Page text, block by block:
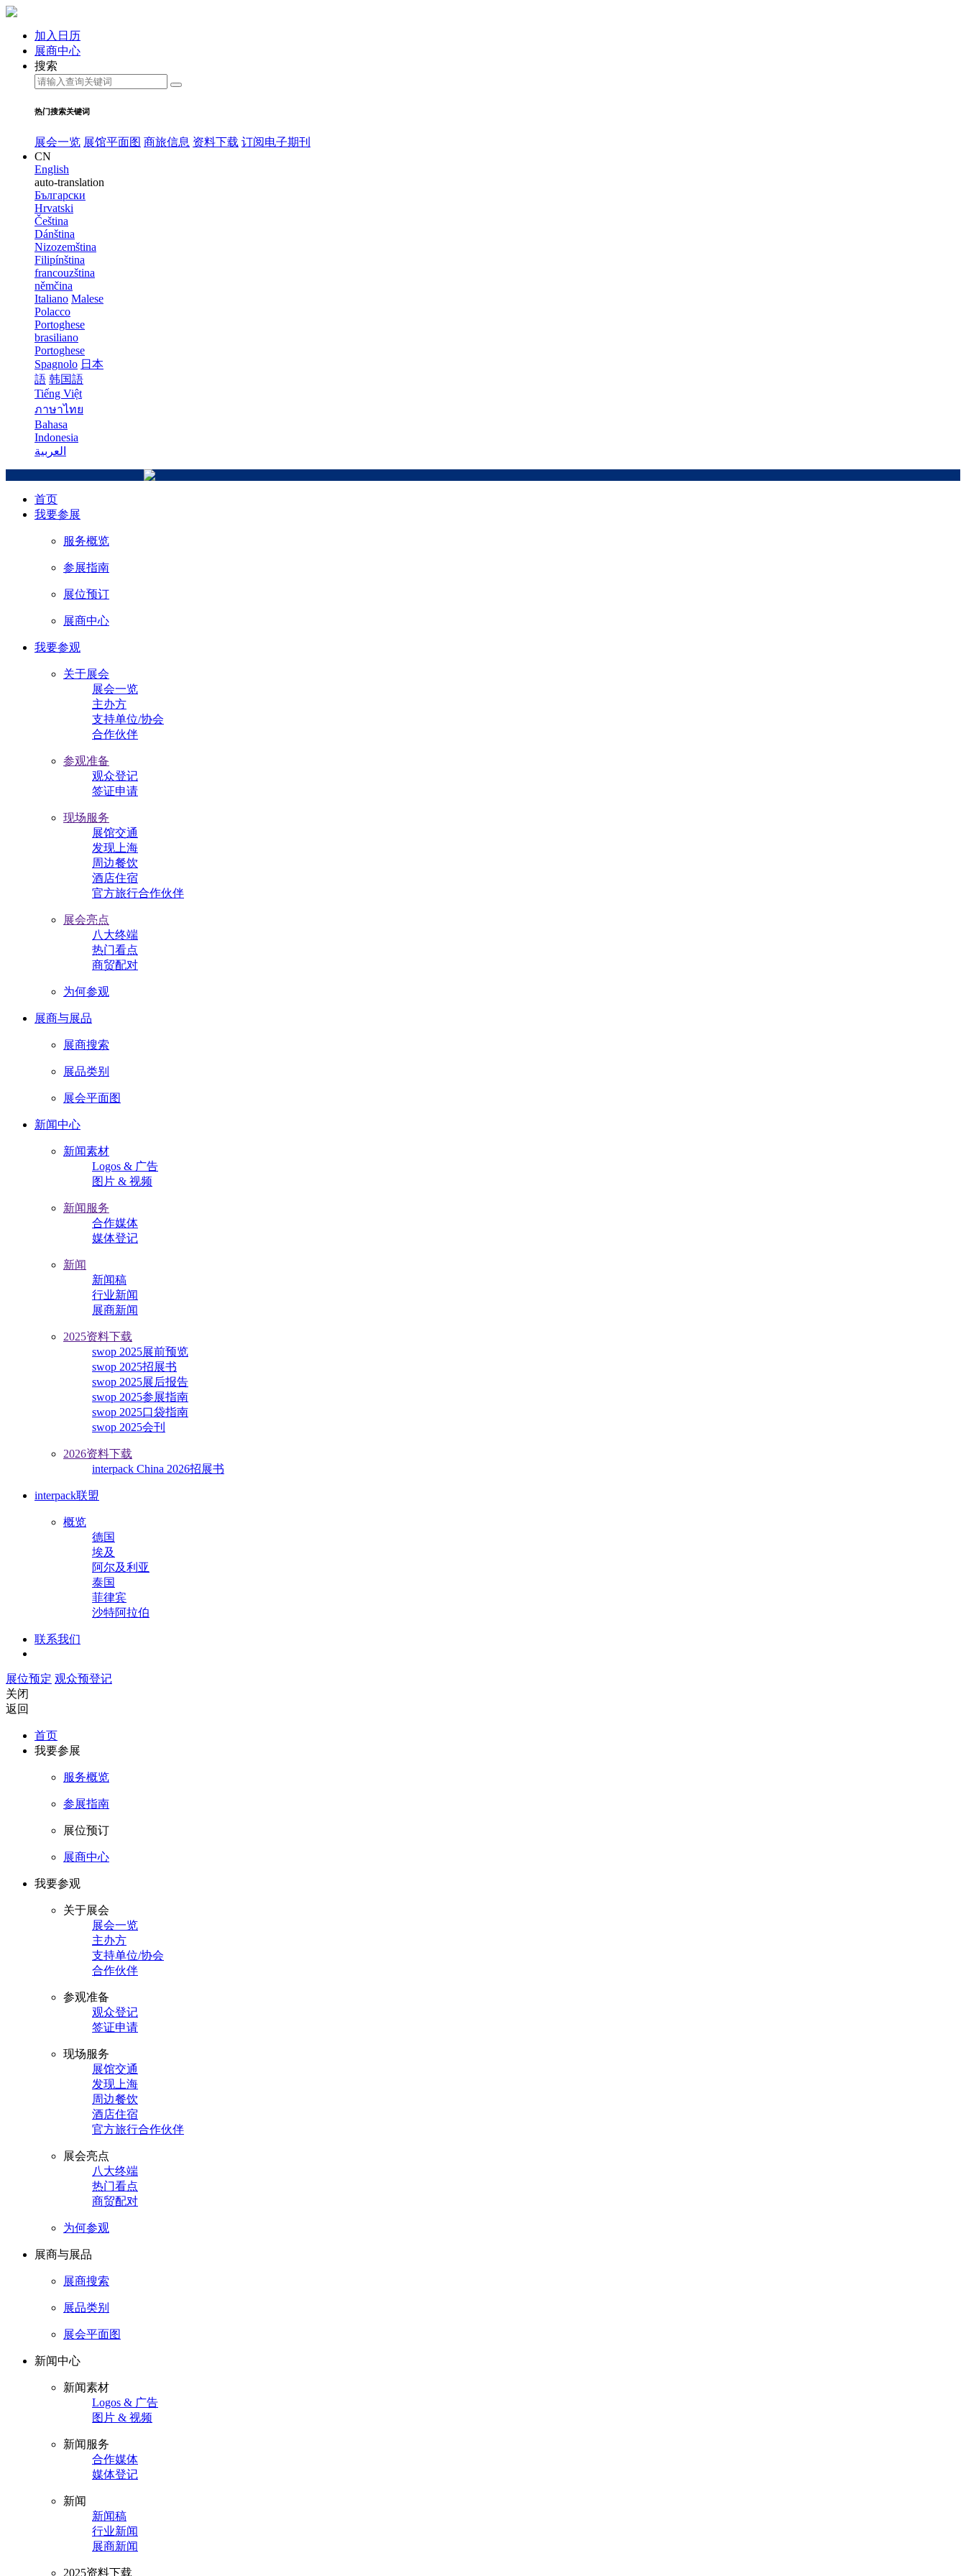
加入日历
展商中心
搜索
热门搜索关键词
展会一览 展馆平面图 商旅信息 资料下载 订阅电子期刊
CN
English
auto-translation
Български
Hrvatski
Čeština
Dánština
Nizozemština
Filipínština
francouzština
němčina
Italiano Malese
Polacco
Portoghese
brasiliano
Portoghese
Spagnolo 日本
語 韩国語
Tiếng Việt
ภาษาไทย
Bahasa
Indonesia
العربية
首页
我要参展
服务概览
参展指南
展位预订
展商中心
我要参观
关于展会
展会一览
主办方
支持单位/协会
合作伙伴
参观准备
观众登记
签证申请
现场服务
展馆交通
发现上海
周边餐饮
酒店住宿
官方旅行合作伙伴
展会亮点
八大终端
热门看点
商贸配对
为何参观
展商与展品
展商搜索
展品类别
展会平面图
新闻中心
新闻素材
Logos & 广告
图片 & 视频
新闻服务
合作媒体
媒体登记
新闻
新闻稿
行业新闻
展商新闻
2025资料下载
swop 2025展前预览
swop 2025招展书
swop 2025展后报告
swop 2025参展指南
swop 2025口袋指南
swop 2025会刊
2026资料下载
interpack China 2026招展书
interpack联盟
概览
德国
埃及
阿尔及利亚
泰国
菲律宾
沙特阿拉伯
联系我们
展位预定 观众预登记
关闭
返回
首页
我要参展
服务概览
参展指南
展位预订
展商中心
我要参观
关于展会
展会一览
主办方
支持单位/协会
合作伙伴
参观准备
观众登记
签证申请
现场服务
展馆交通
发现上海
周边餐饮
酒店住宿
官方旅行合作伙伴
展会亮点
八大终端
热门看点
商贸配对
为何参观
展商与展品
展商搜索
展品类别
展会平面图
新闻中心
新闻素材
Logos & 广告
图片 & 视频
新闻服务
合作媒体
媒体登记
新闻
新闻稿
行业新闻
展商新闻
2025资料下载